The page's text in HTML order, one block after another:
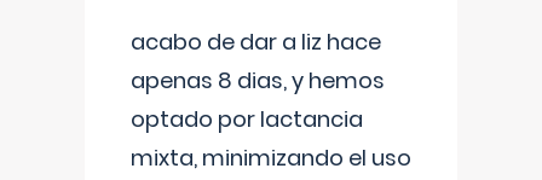
acabo de dar a liz hace
apenas 8 dias, y hemos
optado por lactancia
mixta, minimizando el uso